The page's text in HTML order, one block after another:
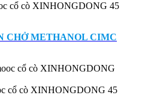
cổ cò XINHONGDONG 45
CHỞ METHANOL CIMC
cổ cò XINHONGDONG 45